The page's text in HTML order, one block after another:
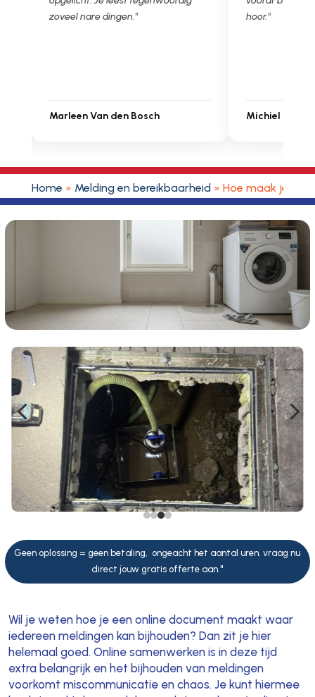
hoor."
Michiel Uitdenbongerd
Ontstoppen.nl
Sarah Touat
Home » Melding en bereikbaarheid » Hoe maak je
4 5
Geen oplossing = geen betaling, ongeacht het aantal uren. vraag nu
direct jouw gratis offerte aan."
Wil je weten hoe je een online document maakt waar
iedereen meldingen kan bijhouden? Dan zit je hier
helemaal goed. Online samenwerken is in deze tijd
extra belangrijk en het bijhouden van meldingen
voorkomt miscommunicatie en chaos. Je kunt hiermee